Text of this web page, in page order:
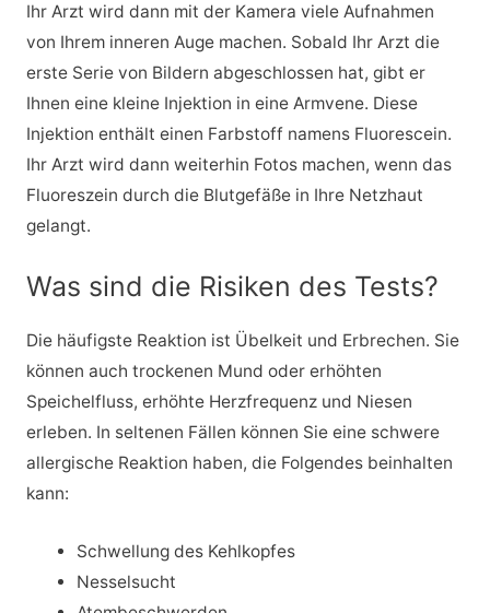
Ihr Arzt wird dann mit der Kamera viele Aufnahmen
von Ihrem inneren Auge machen. Sobald Ihr Arzt die
erste Serie von Bildern abgeschlossen hat, gibt er
Ihnen eine kleine Injektion in eine Armvene. Diese
Injektion enthält einen Farbstoff namens Fluorescein.
Ihr Arzt wird dann weiterhin Fotos machen, wenn das
Fluoreszein durch die Blutgefäße in Ihre Netzhaut
gelangt.
Was sind die Risiken des Tests?
Die häufigste Reaktion ist Übelkeit und Erbrechen. Sie
können auch trockenen Mund oder erhöhten
Speichelfluss, erhöhte Herzfrequenz und Niesen
erleben. In seltenen Fällen können Sie eine schwere
allergische Reaktion haben, die Folgendes beinhalten
kann:
Schwellung des Kehlkopfes
Nesselsucht